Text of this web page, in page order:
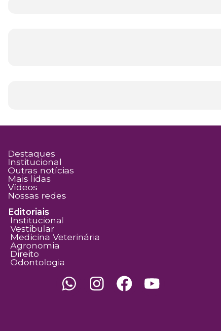
Destaques
Institucional
Outras notícias
Mais lidas
Vídeos
Nossas redes
Editoriais
Institucional
Vestibular
Medicina Veterinária
Agronomia
Direito
Odontologia